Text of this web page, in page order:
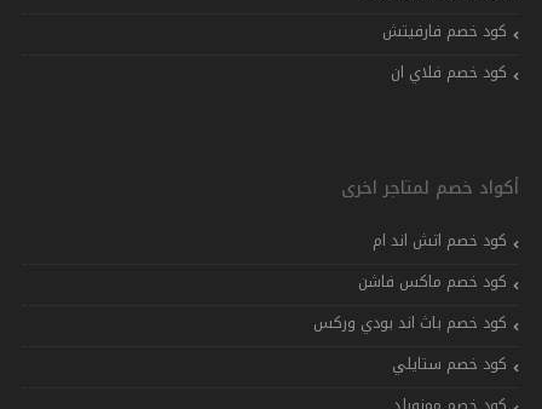
كود خصم فارفيتش
كود خصم فلاي ان
أكواد خصم لمتاجر اخرى
كود خصم اتش اند ام
كود خصم ماكس فاشن
كود خصم باث اند بودي وركس
كود خصم ستايلي